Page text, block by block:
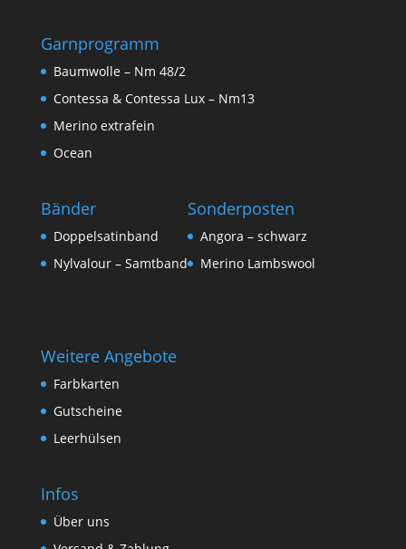
Garnprogramm
Baumwolle – Nm 48/2
Contessa & Contessa Lux – Nm13
Merino extrafein
Ocean
Bänder
Doppelsatinband
Nylvalour – Samtband
Sonderposten
Angora – schwarz
Merino Lambswool
Weitere Angebote
Farbkarten
Gutscheine
Leerhülsen
Infos
Über uns